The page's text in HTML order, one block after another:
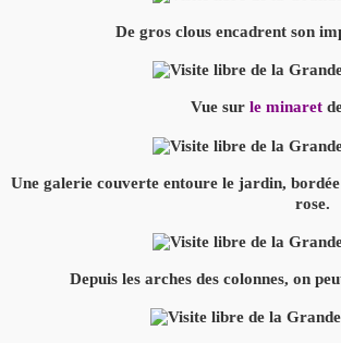
De gros clous encadrent son
Vue sur le minaret
Une galerie couverte entoure le jardin,
rose.
Depuis les arches des colonnes, on